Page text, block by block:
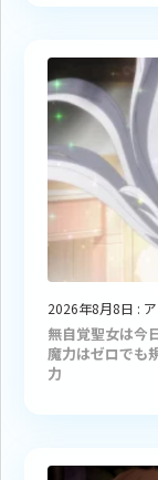
2026年8月8日 :
無自覚聖女は
魔力はゼロでも
力